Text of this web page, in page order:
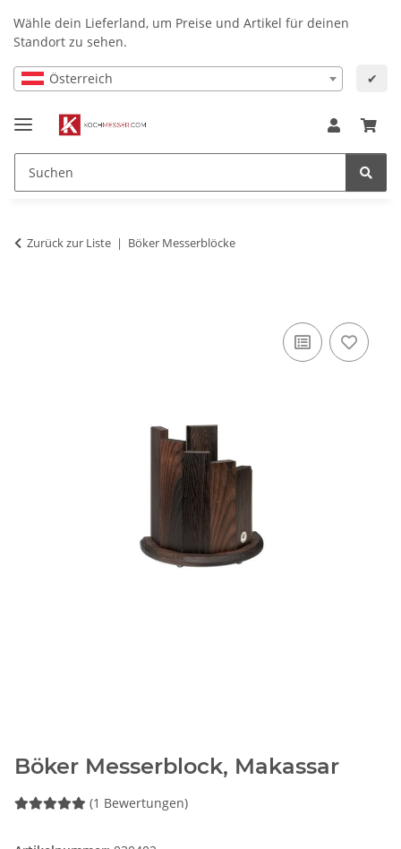
Wähle dein Lieferland, um Preise und Artikel für deinen
Standort zu sehen.
Österreich ✔
Zurück zur Liste Böker Messerblöcke
Böker Messerblock, Makassar
(1 Bewertungen)